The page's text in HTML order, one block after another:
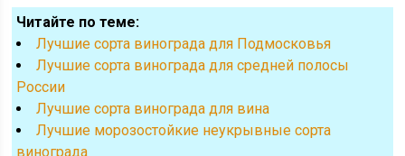
Читайте по теме:
Лучшие сорта винограда для Подмосковья
Лучшие сорта винограда для средней полосы
России
Лучшие сорта винограда для вина
Лучшие морозостойкие неукрывные сорта
винограда